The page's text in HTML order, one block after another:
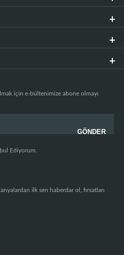
için e-bültenimize abone olmayı
Ediyorum.
ilk sen haberdar ol, fırsatları